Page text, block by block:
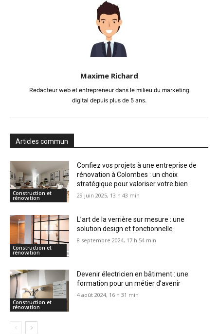
Maxime Richard
Redacteur web et entrepreneur dans le milieu du marketing
digital depuis plus de 5 ans.
Articles commun
Construction et
rénovation
Confiez vos projets à une entreprise de
rénovation à Colombes : un choix
stratégique pour valoriser votre bien
29 juin 2025, 13 h 43 min
Construction et
rénovation
L’art de la verrière sur mesure : une
solution design et fonctionnelle
8 septembre 2024, 17 h 54 min
Construction et
rénovation
Devenir électricien en bâtiment : une
formation pour un métier d’avenir
4 août 2024, 16 h 31 min